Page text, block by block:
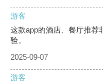
游客
这款app的酒店、餐厅推荐
验。
2025-09-07
游客